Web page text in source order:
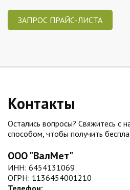
ЗАПРОС ПРАЙС-ЛИСТА
Контакты
Остались вопросы? Свяжитесь с
способом, чтобы получить
ООО "ВалМет"
ИНН: 6454131069
ОГРН: 1136454001210
Телефон: